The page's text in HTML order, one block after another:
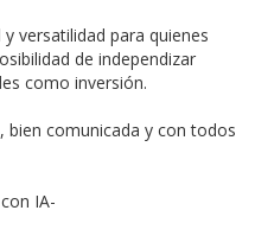
versatilidad para quienes
de independizar
como inversión.
bien comunicada y con todos
IA-